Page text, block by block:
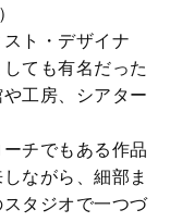
ト・デザイナ
ても有名だった
工房、シアター
チでもある作品
ながら、細部ま
タジオで一つづ